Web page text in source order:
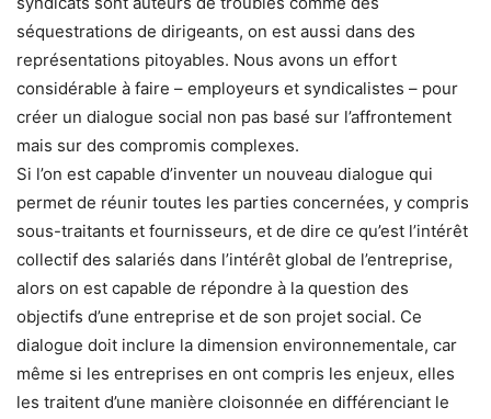
séquestrations de dirigeants, on est aussi dans des
représentations pitoyables. Nous avons un effort
considérable à faire – employeurs et syndicalistes – pour
créer un dialogue social non pas basé sur l’affrontement
mais sur des compromis complexes.
Si l’on est capable d’inventer un nouveau dialogue qui
permet de réunir toutes les parties concernées, y compris
sous-traitants et fournisseurs, et de dire ce qu’est l’intérêt
collectif des salariés dans l’intérêt global de l’entreprise,
alors on est capable de répondre à la question des
objectifs d’une entreprise et de son projet social. Ce
dialogue doit inclure la dimension environnementale, car
même si les entreprises en ont compris les enjeux, elles
les traitent d’une manière cloisonnée en différenciant le